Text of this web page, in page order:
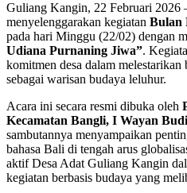
Guliang Kangin, 22 Februari
menyelenggarakan kegiatan Bulan
pada hari Minggu (22/02) dengan
Udiana Purnaning Jiwa”.
komitmen desa dalam melestarikan
sebagai warisan budaya leluhur.
Acara ini secara resmi dibuka oleh
Kecamatan Bangli, I Wayan
sambutannya menyampaikan
bahasa Bali di tengah arus
aktif Desa Adat Guliang Kangin
kegiatan berbasis budaya yang